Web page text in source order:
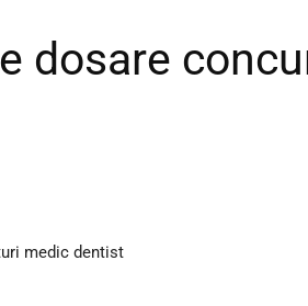
dosare
medic dentist